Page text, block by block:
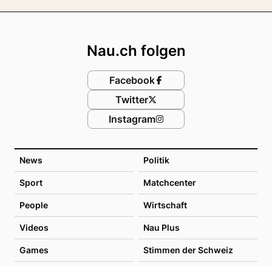
News Politik
Sport Matchcenter
People Wirtschaft
Videos Nau Plus
Games Stimmen der Schweiz
Nau.ch folgen
Facebook
Twitter
Instagram